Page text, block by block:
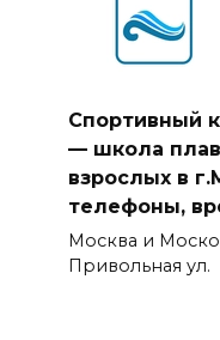
Спортивный
— школа
взрослых в
телефоны,
Москва и
Привольная ул.